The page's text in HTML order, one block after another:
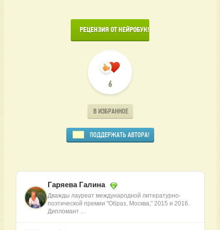
6
В ИЗБРАННОЕ
ПОДДЕРЖАТЬ АВТОРА!
Гаряева Галина
Дважды лауреат международной литературно-
поэтической премии "Образ, Москва," 2015 и 2016.
Дипломант …